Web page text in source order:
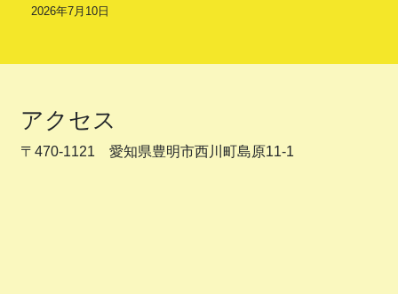
2026年7月10日
アクセス
〒470-1121 愛知県豊明市西川町島原11-1